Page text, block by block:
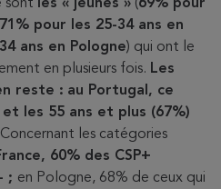
sont les « jeunes » (69% pour
71% pour les 25-34 ans en
ans en Pologne) qui ont le
en plusieurs fois. Les
reste : au Portugal, ce
les 55 ans et plus (67%)
Concernant les catégories
60% des CSP+
; en Pologne, 68% de ceux qui